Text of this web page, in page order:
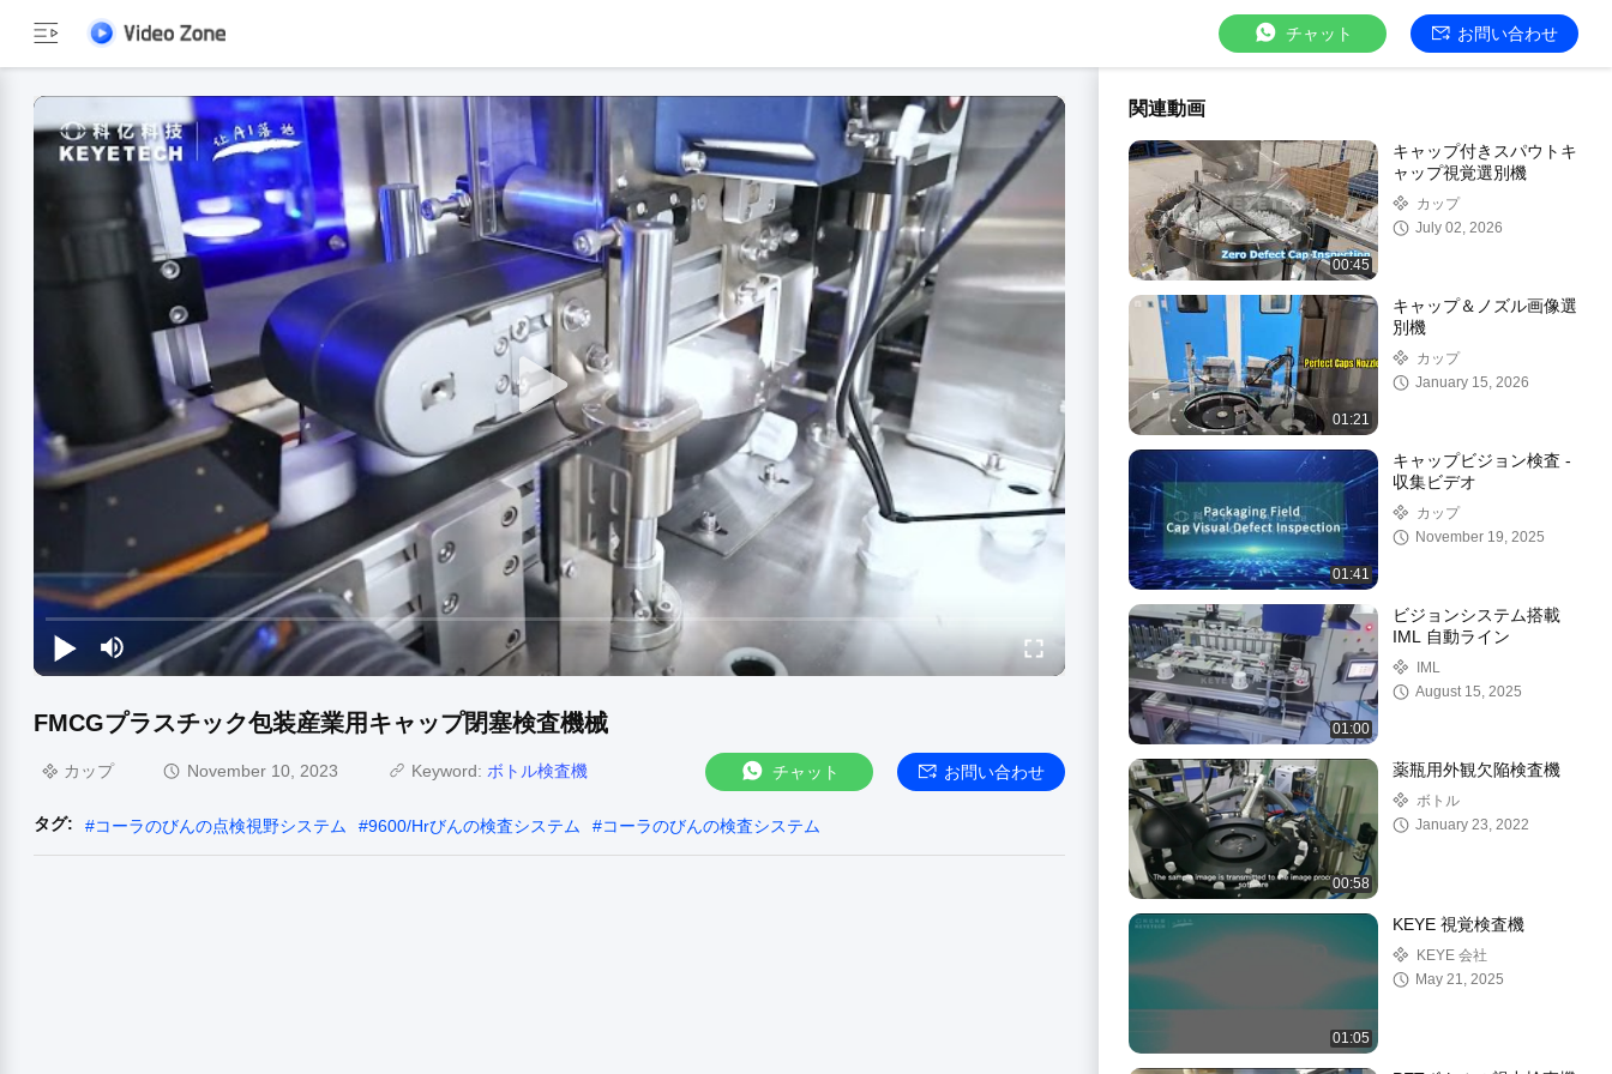
チャット お問い合わせ
FMCGプラスチック包装産業用キャップ閉塞検査機械
カップ November 10, 2023 Keyword: ボトル検査機 チャット お問い合わせ
タグ: #コーラのびんの点検視野システム #9600/Hrびんの検査システム #コーラのびんの検査システム
関連動画
00:45
キャップ付きスパウトキ
ャップ視覚選別機
カップ
July 02, 2026
01:21
キャップ＆ノズル画像選
別機
カップ
January 15, 2026
01:41
キャップビジョン検査 -
収集ビデオ
カップ
November 19, 2025
01:00
ビジョンシステム搭載
IML 自動ライン
IML
August 15, 2025
00:58
薬瓶用外観欠陥検査機
ボトル
January 23, 2022
01:05
KEYE 視覚検査機
KEYE 会社
May 21, 2025